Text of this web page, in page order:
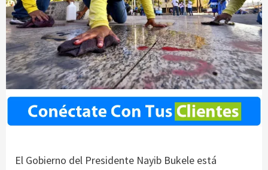
El Gobierno del Presidente Nayib Bukele está